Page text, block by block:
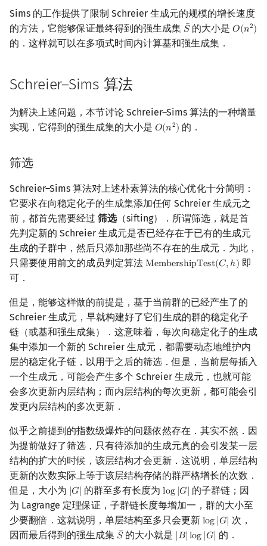
Sims 的工作提供了限制 Schreier 生成元的规模的增长速度
的方法，它能够保证最终得到的强生成集 ¯
𝑆
S¯的大小是𝑂(𝑛2)
O(n2)
的．这样就可以在多项式时间内计算基和强生成集．
Schreier–Sims 算法
为解决上述问题，本节讨论 Schreier–Sims 算法的一种增量
实现，它得到的强生成集的大小是 𝑂(𝑛2)
O(n2) 的．
筛选
Schreier–Sims 算法对上述朴素算法的核心优化十分简明：
它要求在向稳定化子的生成集添加任何 Schreier 生成元之
前，都首先需要经过 筛选（sifting）．所谓筛选，就是首
先判定新的 Schreier 生成元是否已经存在于已有的生成元
生成的子群中，然后只添加那些尚不存在的生成元．为此，
只需要使用前文的成员判定算法 MembershipTest(𝐶,ℎ)
MembershipTest(C,h)
即
可．
但是，能够这样做的前提是，基于当前群的已经产生了的
Schreier 生成元，早就构建好了它们生成的群的稳定化子
链（或基和强生成集）．这意味着，每次向稳定化子的生成
集中添加一个新的 Schreier 生成元，都需要动态地维护内
层的稳定化子链，以用于之后的筛选．但是，当前层每插入
一个生成元，可能会产生多个 Schreier 生成元，也就可能
会多次更新内层结构；而内层结构的每次更新，都可能会引
发更内层结构的多次更新．
似乎之前提到的指数级爆炸的问题依然存在．其实不然．因
为提前做好了筛选，只有待添加的生成元真的会引发某一层
结构的扩大的时候，该层结构才会更新．这说明，单层结构
更新的次数实际上等于该层结构存储的群严格增长的次数．
但是，大小为 |𝐺|
|G 的群至多有长度为log|𝐺|
log |G| 的子群链；因
为 Lagrange 定理保证，子群链长度每增加一，群的大小至
少要翻倍．这就说明，单层结构至多只会更新 log|𝐺|
log G| 次，
因而最后得到的强生成集 ¯
𝑆
S¯的大小就是 |𝐵|log|𝐺|
|B| log G| 的．